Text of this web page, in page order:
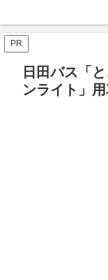
PR
日田バス「
ンライト」